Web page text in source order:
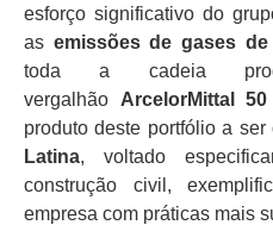
esforço significativo do
as emissões de gases
toda a cadeia
vergalhão ArcelorMittal
produto deste portfólio a
Latina, voltado
construção civil,
empresa com práticas mais